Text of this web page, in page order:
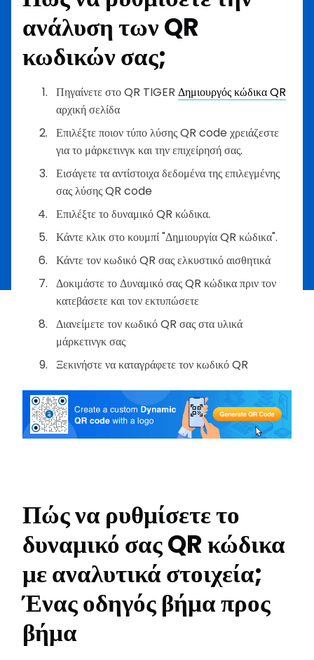
ανάλυση των QR
κωδικών σας;
Πηγαίνετε στο QR TIGER Δημιουργός κώδικα QR
αρχική σελίδα
Επιλέξτε ποιον τύπο λύσης QR code χρειάζεστε
για το μάρκετινγκ και την επιχείρησή σας.
Εισάγετε τα αντίστοιχα δεδομένα της επιλεγμένης
σας λύσης QR code
Επιλέξτε το δυναμικό QR κώδικα.
Κάντε κλικ στο κουμπί "Δημιουργία QR κώδικα".
Κάντε τον κωδικό QR σας ελκυστικό αισθητικά
Δοκιμάστε το Δυναμικό σας QR κώδικα πριν τον
κατεβάσετε και τον εκτυπώσετε
Διανείμετε τον κωδικό QR σας στα υλικά
μάρκετινγκ σας
Ξεκινήστε να καταγράφετε τον κωδικό QR
Πώς να ρυθμίσετε το
δυναμικό σας QR κώδικα
με αναλυτικά στοιχεία;
Ένας οδηγός βήμα προς
βήμα